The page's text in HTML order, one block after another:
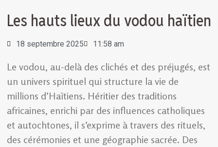
Les hauts lieux du vodou haïtien
18 septembre 2025 11:58 am
Le vodou, au-delà des clichés et des préjugés, est
un univers spirituel qui structure la vie de
millions d’Haïtiens. Héritier des traditions
africaines, enrichi par des influences catholiques
et autochtones, il s’exprime à travers des rituels,
des cérémonies et une géographie sacrée. Des